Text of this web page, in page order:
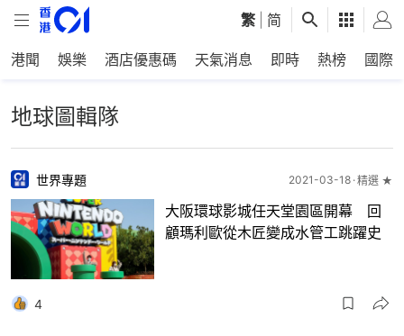
繁 简
港聞 娛樂 酒店優惠碼 天氣消息 即時 熱榜 國際
地球圖輯隊
世界專題 2021-03-18 精選 ★
大阪環球影城任天堂園區開幕 回
顧瑪利歐從木匠變成水管工跳躍史
4